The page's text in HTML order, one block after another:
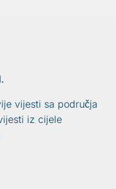
vijesti sa područja
iz cijele